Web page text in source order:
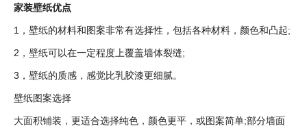
家装壁纸优点
1，壁纸的材料和图案非常有选择性，包括各种材料，颜色和凸起;
2，壁纸可以在一定程度上覆盖墙体裂缝;
3，壁纸的质感，感觉比乳胶漆更细腻。
壁纸图案选择
大面积铺装，更适合选择纯色，颜色更平，或图案简单;部分墙面